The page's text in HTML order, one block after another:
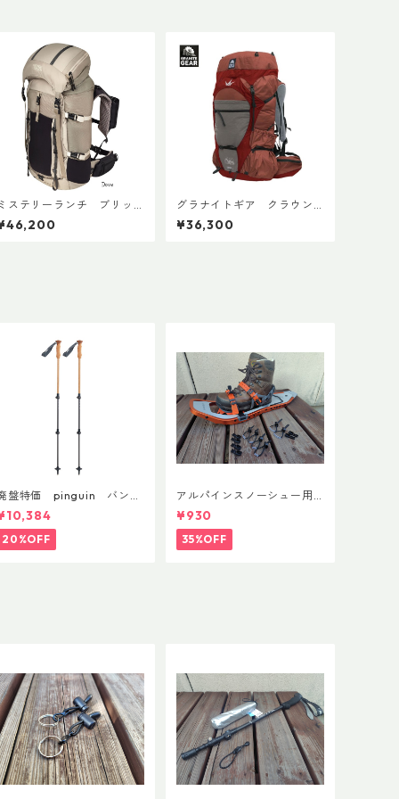
ミステリーランチ ブリッ
ャー 45 ウィメンズ
グラナイトギア クラウン3
40 ECO
¥36,300
盤特価 pinguin バンブ
FLフォーム(ペア)
20%OFF
アルパインスノーシュー用
ストラップキャッチ(ペア)
¥930
35%OFF